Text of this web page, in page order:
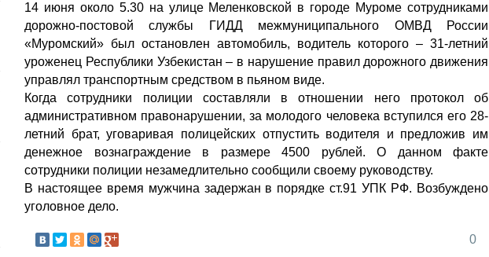
14 июня около 5.30 на улице Меленковской в городе Муроме сотрудниками
дорожно-постовой службы ГИДД межмуниципального ОМВД России
«Муромский» был остановлен автомобиль, водитель которого – 31-летний
уроженец Республики Узбекистан – в нарушение правил дорожного движения
управлял транспортным средством в пьяном виде.
Когда сотрудники полиции составляли в отношении него протокол об
административном правонарушении, за молодого человека вступился его 28-
летний брат, уговаривая полицейских отпустить водителя и предложив им
денежное вознаграждение в размере 4500 рублей. О данном факте
сотрудники полиции незамедлительно сообщили своему руководству.
В настоящее время мужчина задержан в порядке ст.91 УПК РФ. Возбуждено
уголовное дело.
0